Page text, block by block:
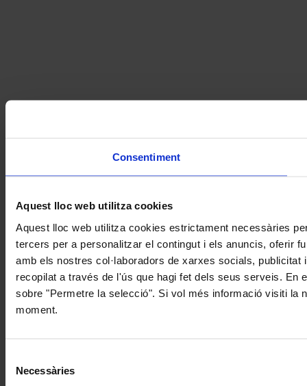
Consentiment
Aquest lloc web utilitza cookies
Aquest lloc web utilitza cookies estrictament necessàries
tercers per a personalitzar el contingut i els anuncis, oferir
amb els nostres col·laboradors de xarxes socials,
recopilat a través de l'ús que hagi fet dels seus serveis. En
sobre "Permetre la selecció". Si vol més informació visiti la
moment.
Necessàries